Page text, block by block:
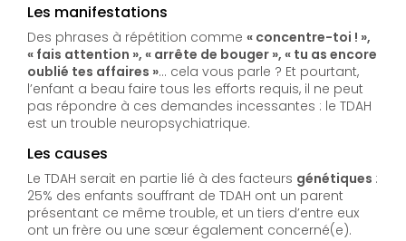
Les manifestations
Des phrases à répétition comme « concentre-toi ! »,
« fais attention », « arrête de bouger », « tu as encore
oublié tes affaires »… cela vous parle ? Et pourtant,
l’enfant a beau faire tous les efforts requis, il ne peut
pas répondre à ces demandes incessantes : le TDAH
est un trouble neuropsychiatrique.
Les causes
Le TDAH serait en partie lié à des facteurs génétiques :
25% des enfants souffrant de TDAH ont un parent
présentant ce même trouble, et un tiers d’entre eux
ont un frère ou une sœur également concerné(e).